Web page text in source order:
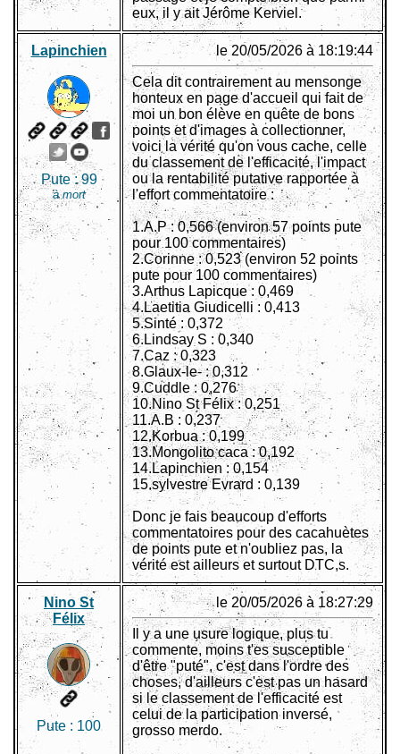
eux, il y ait Jérôme Kerviel.
Lapinchien
Pute :99
à mort
le 20/05/2026 à 18:19:44
Cela dit contrairement au mensonge
honteux en page d'accueil qui fait de
moi un bon élève en quête de bons
points et d'images à collectionner,
voici la vérité qu'on vous cache, celle
du classement de l'efficacité, l'impact
ou la rentabilité putative rapportée à
l'effort commentatoire :
1.A.P : 0,566 (environ 57 points pute
pour 100 commentaires)
2.Corinne : 0,523 (environ 52 points
pute pour 100 commentaires)
3.Arthus Lapicque : 0,469
4.Laetitia Giudicelli : 0,413
5.Sinté : 0,372
6.Lindsay S : 0,340
7.Caz : 0,323
8.Glaux-le- : 0,312
9.Cuddle : 0,276
10.Nino St Félix : 0,251
11.A.B : 0,237
12.Korbua : 0,199
13.Mongolito caca : 0,192
14.Lapinchien : 0,154
15.sylvestre Evrard : 0,139
Donc je fais beaucoup d'efforts
commentatoires pour des cacahuètes
de points pute et n'oubliez pas, la
vérité est ailleurs et surtout DTC,s.
Nino St
Félix
Pute : 100
le 20/05/2026 à 18:27:29
Il y a une usure logique, plus tu
commente, moins t'es susceptible
d'être "puté", c'est dans l'ordre des
choses, d'ailleurs c'est pas un hasard
si le classement de l'efficacité est
celui de la participation inversé,
grosso merdo.